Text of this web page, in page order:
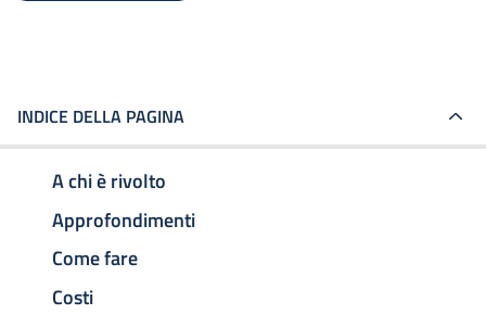
INDICE DELLA PAGINA
A chi è rivolto
Approfondimenti
Come fare
Costi